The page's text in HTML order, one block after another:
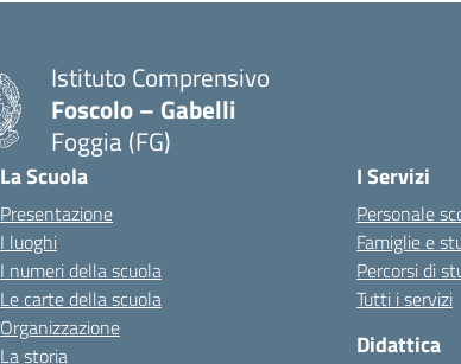
Istituto Comprensivo
Foscolo – Gabelli
Foggia (FG)
— Visita la pagina iniziale della scuola
La Scuola
Presentazione
I luoghi
I numeri della scuola
Le carte della scuola
Organizzazione
La storia
I Servizi
Personale
Famiglie e
Percorsi di
Tutti i servizi
Didattica